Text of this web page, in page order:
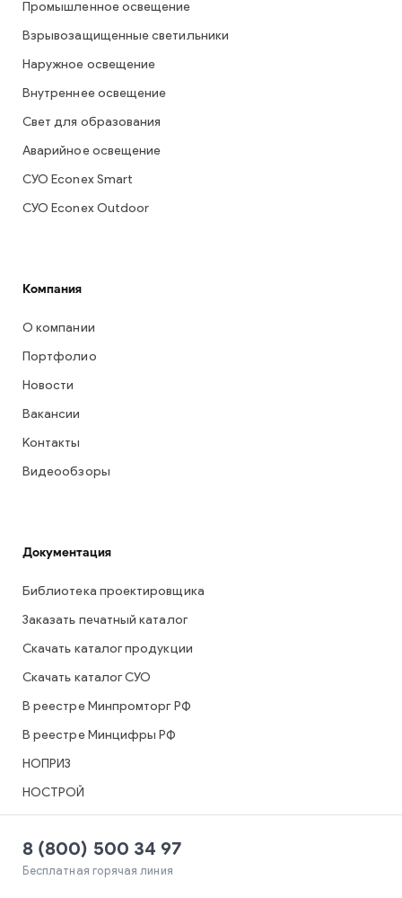
Промышленное освещение
Взрывозащищенные светильники
Наружное освещение
Внутреннее освещение
Свет для образования
Аварийное освещение
СУО Econex Smart
СУО Econex Outdoor
Компания
О компании
Портфолио
Новости
Вакансии
Контакты
Видеообзоры
Документация
Библиотека проектировщика
Заказать печатный каталог
Скачать каталог продукции
Скачать каталог СУО
В реестре Минпромторг РФ
В реестре Минцифры РФ
НОПРИЗ
НОСТРОЙ
8 (800) 500 34 97
Бесплатная горячая линия